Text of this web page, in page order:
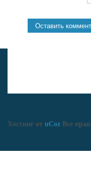
Хостинг от uCoz Все